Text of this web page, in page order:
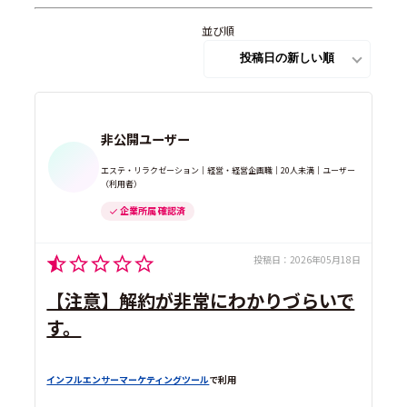
並び順
非公開ユーザー
エステ・リラクゼーション｜経営・経営企画職｜20人未満｜ユーザー
（利用者）
企業所属 確認済
投稿日： 2026年05月18日
【注意】解約が非常にわかりづらいで
す。
インフルエンサーマーケティングツールで利用